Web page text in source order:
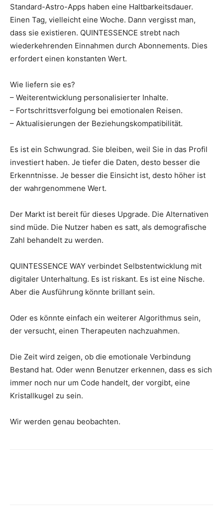
Standard-Astro-Apps haben eine Haltbarkeitsdauer.
Einen Tag, vielleicht eine Woche. Dann vergisst man,
dass sie existieren. QUINTESSENCE strebt nach
wiederkehrenden Einnahmen durch Abonnements. Dies
erfordert einen konstanten Wert.
Wie liefern sie es?
– Weiterentwicklung personalisierter Inhalte.
– Fortschrittsverfolgung bei emotionalen Reisen.
– Aktualisierungen der Beziehungskompatibilität.
Es ist ein Schwungrad. Sie bleiben, weil Sie in das Profil
investiert haben. Je tiefer die Daten, desto besser die
Erkenntnisse. Je besser die Einsicht ist, desto höher ist
der wahrgenommene Wert.
Der Markt ist bereit für dieses Upgrade. Die Alternativen
sind müde. Die Nutzer haben es satt, als demografische
Zahl behandelt zu werden.
QUINTESSENCE WAY verbindet Selbstentwicklung mit
digitaler Unterhaltung. Es ist riskant. Es ist eine Nische.
Aber die Ausführung könnte brillant sein.
Oder es könnte einfach ein weiterer Algorithmus sein,
der versucht, einen Therapeuten nachzuahmen.
Die Zeit wird zeigen, ob die emotionale Verbindung
Bestand hat. Oder wenn Benutzer erkennen, dass es sich
immer noch nur um Code handelt, der vorgibt, eine
Kristallkugel zu sein.
Wir werden genau beobachten.